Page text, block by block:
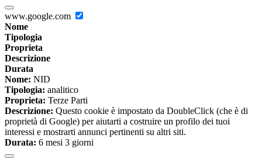
www.google.com
Nome
Tipologia
Proprieta
Descrizione
Durata
Nome: NID
Tipologia: analitico
Proprieta: Terze Parti
Descrizione: Questo cookie è impostato da DoubleClick (che è di
proprietà di Google) per aiutarti a costruire un profilo dei tuoi
interessi e mostrarti annunci pertinenti su altri siti.
Durata: 6 mesi 3 giorni